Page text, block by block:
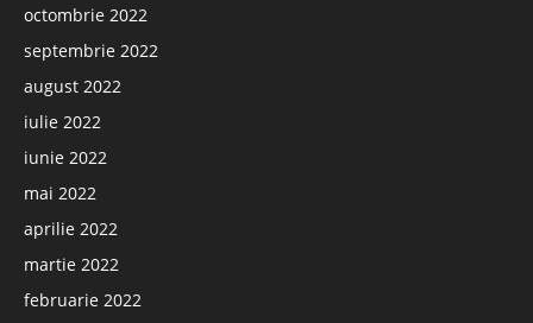
octombrie 2022
septembrie 2022
august 2022
iulie 2022
iunie 2022
mai 2022
aprilie 2022
martie 2022
februarie 2022